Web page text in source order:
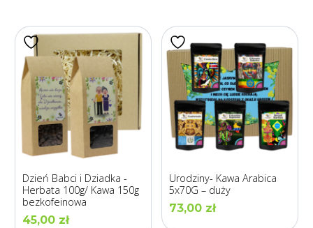
Dzień Babci i Dziadka -
Herbata 100g/ Kawa 150g
bezkofeinowa
45,00 zł
Urodziny- Kawa Arabica
5x70G – duży
73,00 zł